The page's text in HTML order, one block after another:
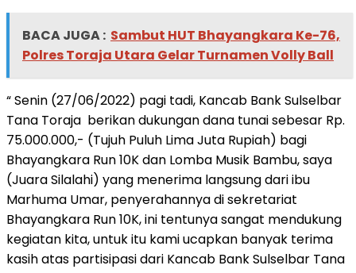
BACA JUGA : Sambut HUT Bhayangkara Ke-76,
Polres Toraja Utara Gelar Turnamen Volly Ball
“ Senin (27/06/2022) pagi tadi, Kancab Bank Sulselbar
Tana Toraja berikan dukungan dana tunai sebesar Rp.
75.000.000,- (Tujuh Puluh Lima Juta Rupiah) bagi
Bhayangkara Run 10K dan Lomba Musik Bambu, saya
(Juara Silalahi) yang menerima langsung dari ibu
Marhuma Umar, penyerahannya di sekretariat
Bhayangkara Run 10K, ini tentunya sangat mendukung
kegiatan kita, untuk itu kami ucapkan banyak terima
kasih atas partisipasi dari Kancab Bank Sulselbar Tana